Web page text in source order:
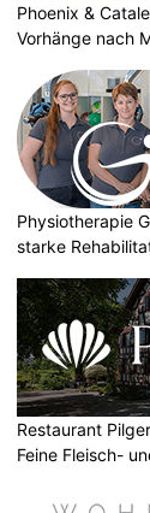
Phoenix &
Vorhänge nach
Physiotherapie
starke
Restaurant
Feine Fleisch-